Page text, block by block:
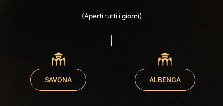
(Aperti tutti i giorni)
SAVONA ALBENGA